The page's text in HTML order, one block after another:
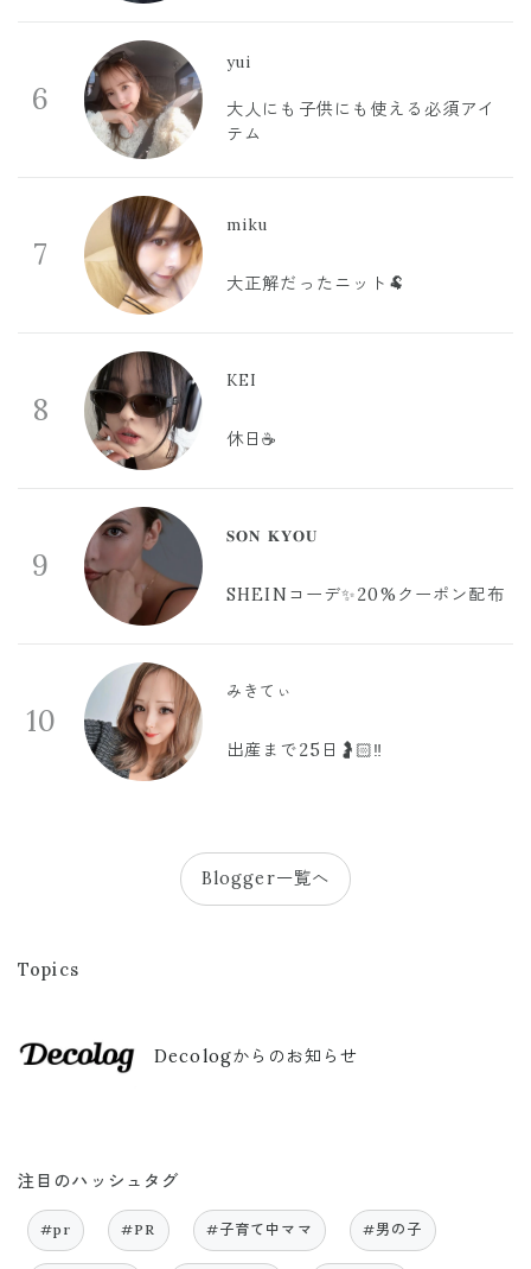
6
yui
大人にも子供にも使える必須アイ
テム
7
miku
大正解だったニット🐏
8
KEI
休日☕️
9
𝐒𝐎𝐍 𝐊𝐘𝐎𝐔
SHEINコーデ✨20%クーポン配布
10
みきてぃ
出産まで25日🤰🏻‼️
Blogger一覧へ
Topics
Decologからのお知らせ
注目のハッシュタグ
#pr #PR #子育て中ママ #男の子